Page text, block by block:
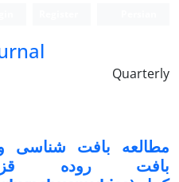
Quarterly
مطالعه بافت شناسی
بافت روده